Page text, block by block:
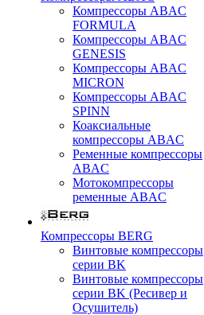
Компрессоры ABAC
FORMULA
Компрессоры ABAC
GENESIS
Компрессоры ABAC
MICRON
Компрессоры ABAC
SPINN
Коаксиальные
компрессоры ABAC
Ременные компрессоры
ABAC
Мотокомпрессоры
ременные ABAC
Компрессоры BERG
Винтовые компрессоры
серии BK
Винтовые компрессоры
серии BK (Ресивер и
Осушитель)